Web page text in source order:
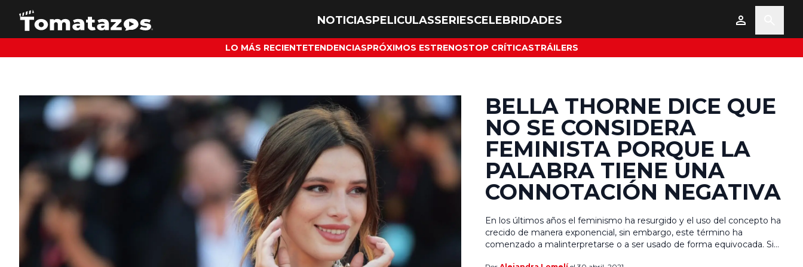
NOTICIASPELICULASSERIESCELEBRIDADES
LO MÁS RECIENTETENDENCIASPRÓXIMOS ESTRENOSTOP CRÍTICASTRÁILERS
BELLA THORNE DICE QUE
NO SE CONSIDERA
FEMINISTA PORQUE LA
PALABRA TIENE UNA
CONNOTACIÓN NEGATIVA
En los últimos años el feminismo ha resurgido y el uso del concepto ha
crecido de manera exponencial, sin embargo, este término ha
comenzado a malinterpretarse o a ser usado de forma equivocada. Si